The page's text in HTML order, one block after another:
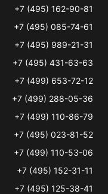
+7 (495) 162-90-81
+7 (495) 085-74-61
+7 (495) 989-21-31
+7 (495) 431-63-63
+7 (499) 653-72-12
+7 (499) 288-05-36
+7 (499) 110-86-79
+7 (495) 023-81-52
+7 (499) 110-53-06
+7 (495) 152-31-11
+7 (495) 125-38-41